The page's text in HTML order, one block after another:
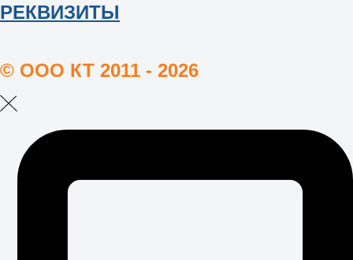
РЕКВИЗИТЫ
© ООО КТ 2011 - 2026